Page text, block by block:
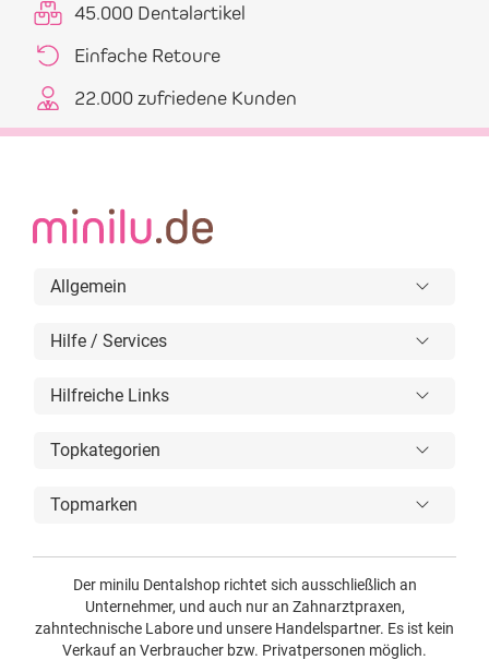
45.000 Dentalartikel
Einfache Retoure
22.000 zufriedene Kunden
Allgemein
Hilfe / Services
Hilfreiche Links
Topkategorien
Topmarken
Der minilu Dentalshop richtet sich ausschließlich an
Unternehmer, und auch nur an Zahnarztpraxen,
zahntechnische Labore und unsere Handelspartner. Es ist kein
Verkauf an Verbraucher bzw. Privatpersonen möglich.